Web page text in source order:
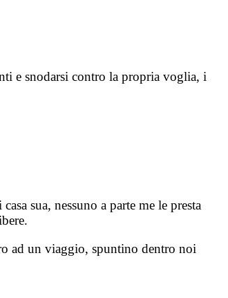
e snodarsi contro la propria voglia, i
sua, nessuno a parte me le presta
ad un viaggio, spuntino dentro noi